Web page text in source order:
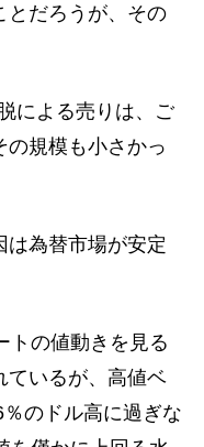
とだろうが、その
による売りは、ご
の規模も小さかっ
為替市場が安定
の値動きを見る
ているが、高値ベ
のドル高に過ぎな